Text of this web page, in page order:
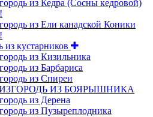
из Кедра (Сосны кедровой)
из Ели канадской Коники
из кустарников
из Кизильника
из Барбариса
из Спиреи
ИЗ БОЯРЫШНИКА
из Дерена
из Пузыреплодника